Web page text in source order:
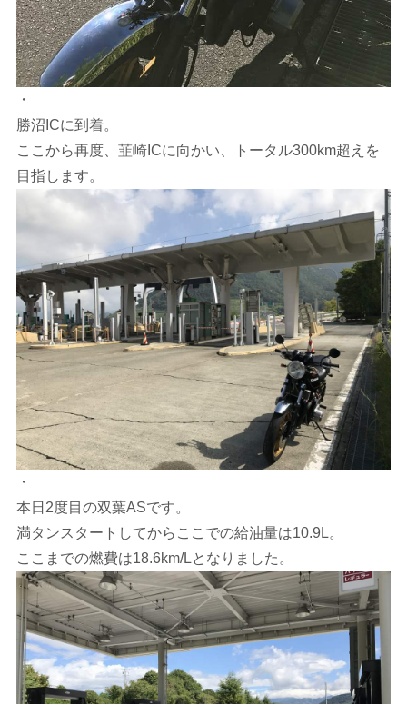
・
勝沼ICに到着。
ここから再度、韮崎ICに向かい、トータル300km超えを
目指します。
・
本日2度目の双葉ASです。
満タンスタートしてからここでの給油量は10.9L。
ここまでの燃費は18.6km/Lとなりました。